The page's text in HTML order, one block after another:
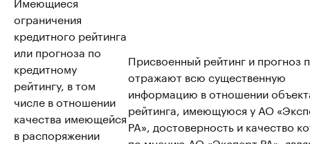
ограничения
кредитного рейтинга
или прогноза по
кредитному
рейтингу, в том
числе в отношении
качества имеющейся
в распоряжении
Присвоенный рейтинг и прогноз
отражают всю существенную
информацию в отношении
рейтинга, имеющуюся у АО
РА», достоверность и качество